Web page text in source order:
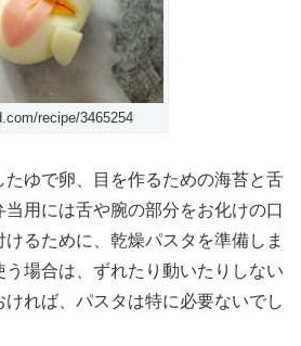
recipe/3465254
たゆで卵、目を作るための海苔と舌
用には舌や腕の部分をお化けの口
るために、乾燥パスタを準備しま
う場合は、ずれたり動いたりしない
れば、パスタは特に必要ないでし